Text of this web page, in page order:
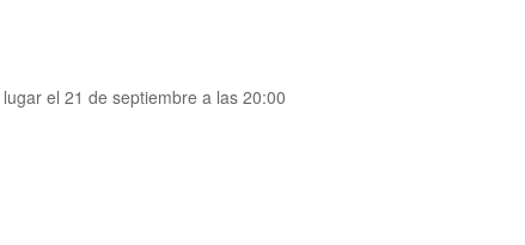
el 21 de septiembre a las 20:00